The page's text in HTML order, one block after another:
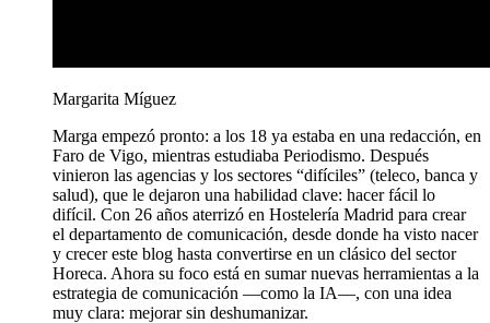
Margarita Míguez
Marga empezó pronto: a los 18 ya estaba en una redacción, en
Faro de Vigo, mientras estudiaba Periodismo. Después
vinieron las agencias y los sectores “difíciles” (teleco, banca y
salud), que le dejaron una habilidad clave: hacer fácil lo
difícil. Con 26 años aterrizó en Hostelería Madrid para crear
el departamento de comunicación, desde donde ha visto nacer
y crecer este blog hasta convertirse en un clásico del sector
Horeca. Ahora su foco está en sumar nuevas herramientas a la
estrategia de comunicación —como la IA—, con una idea
muy clara: mejorar sin deshumanizar.